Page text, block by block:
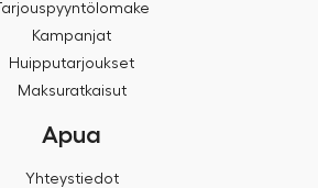
Tarjouspyyntölomake
Kampanjat
Huipputarjoukset
Maksuratkaisut
Apua
Yhteystiedot